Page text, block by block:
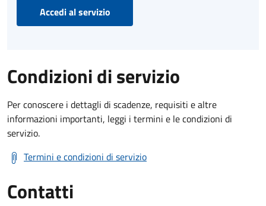
Accedi al servizio
Condizioni di servizio
Per conoscere i dettagli di scadenze, requisiti e altre
informazioni importanti, leggi i termini e le condizioni di
servizio.
Termini e condizioni di servizio
Contatti